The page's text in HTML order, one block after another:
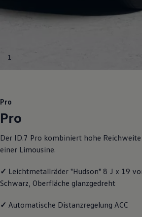
Motorenöl und
Räder und Reifen
Schutz und Pflege
Handy und Fahrzeug
Vorgängermodelle
Kundeninformationen
Volkswagen
Assistenzsysteme
Digitale Betriebsanleitung
1
Pro
Pro
Der ID.7 Pro kombiniert hohe
einer Limousine.
✓ Leichtmetallräder "Hudson" 8 J x 19
Schwarz, Oberfläche glanzgedreht
✓ Automatische Distanzregelung ACC